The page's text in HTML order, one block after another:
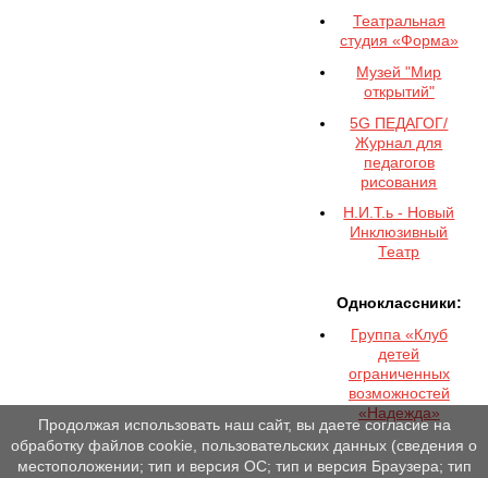
Театральная
студия «Форма»
Музей "Мир
открытий"
5G ПЕДАГОГ/
Журнал для
педагогов
рисования
Н.И.Т.ь - Новый
Инклюзивный
Театр
Одноклассники:
Группа «Клуб
детей
ограниченных
возможностей
«Надежда»
Продолжая использовать наш сайт, вы даете согласие на
обработку файлов cookie, пользовательских данных (сведения о
местоположении; тип и версия ОС; тип и версия Браузера; тип